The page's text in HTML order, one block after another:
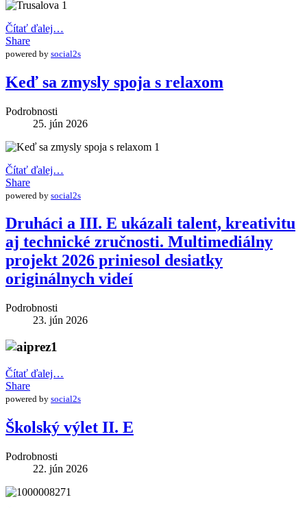
Čítať ďalej…
Share
powered by social2s
Keď sa zmysly spoja s relaxom
Podrobnosti
25. jún 2026
Čítať ďalej…
Share
powered by social2s
Druháci a III. E ukázali talent, kreativitu
aj technické zručnosti. Multimediálny
projekt 2026 priniesol desiatky
originálnych videí
Podrobnosti
23. jún 2026
Čítať ďalej…
Share
powered by social2s
Školský výlet II. E
Podrobnosti
22. jún 2026